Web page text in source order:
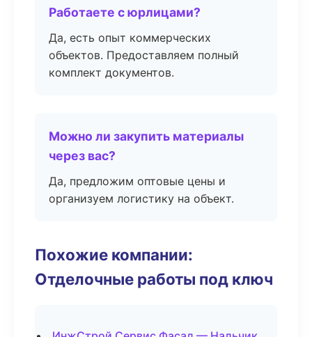
Работаете с юрлицами?
Да, есть опыт коммерческих
объектов. Предоставляем полный
комплект документов.
Можно ли закупить материалы
через вас?
Да, предложим оптовые цены и
организуем логистику на объект.
Похожие компании:
Отделочные работы под ключ